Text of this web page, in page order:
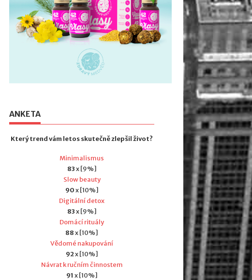
ANKETA
Který trend vám letos skutečně zlepšil život?
Minimalismus
83x [9%]
Slow beauty
90x [10%]
Digitální detox
83x [9%]
Domácí rituály
88x [10%]
Vědomé nakupování
92x [10%]
Návrat k ručním činnostem
91 x [10%]